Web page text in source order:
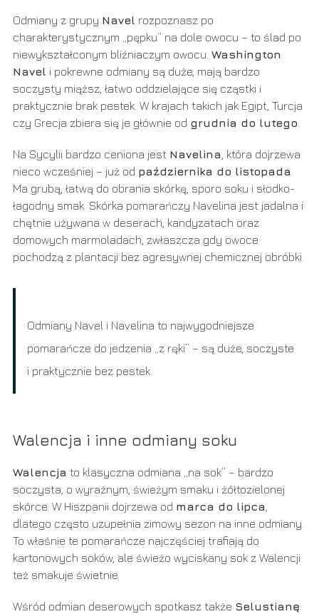
Odmiany z grupy Navel rozpoznasz po
charakterystycznym „pępku” na dole owocu – to ślad po
niewykształconym bliźniaczym owocu. Washington
Navel i pokrewne odmiany są duże, mają bardzo
soczysty miąższ, łatwo oddzielające się cząstki i
praktycznie brak pestek. W krajach takich jak Egipt, Turcja
czy Grecja zbiera się je głównie od grudnia do lutego
Na Sycylii bardzo ceniona jest Navelina , która dojrzewa
nieco wcześniej – już od października do listopada
Ma grubą, łatwą do obrania skórkę, sporo soku i słodko-
łagodny smak. Skórka pomarańczy Navelina jest jadalna i
chętnie używana w deserach, kandyzatach oraz
domowych marmoladach, zwłaszcza gdy owoce
pochodzą z plantacji bez agresywnej chemicznej obróbki.
Odmiany Navel i Navelina to najwygodniejsze
pomarańcze do jedzenia „z ręki” – są duże, soczyste
i praktycznie bez pestek.
Walencja i inne odmiany soku
Walencja to klasyczna odmiana „na sok” – bardzo
soczysta, o wyraźnym, świeżym smaku i żółtozielonej
skórce. W Hiszpanii dojrzewa od marca do lipca
dlatego często uzupełnia zimowy sezon na inne odmiany.
To właśnie te pomarańcze najczęściej trafiają do
kartonowych soków, ale świeżo wyciskany sok z Walencji
też smakuje świetnie.
Wśród odmian deserowych spotkasz także Selustianę